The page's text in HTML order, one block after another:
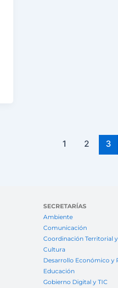
1 2 3
SECRETARÍAS
Ambiente
Comunicación
Coordinación Territorial
Cultura
Desarrollo Económico y
Educación
Gobierno Digital y TIC